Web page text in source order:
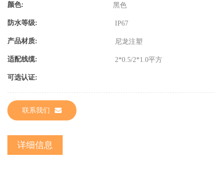
颜色: 黑色
防水等级: IP67
产品材质: 尼龙注塑
适配线缆: 2*0.5/2*1.0平方
可选认证:
联系我们
详细信息